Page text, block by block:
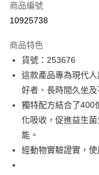
信用卡一次付款
LINE Pay
Apple Pay
街口支付
悠遊付
Google Pay
商品編號
10925738
商品特色
貨號：253676
這款產品專為現代
好者、長時間久坐
獨特配方結合了400
化吸收，促進益生
能。
經動物實驗證實，